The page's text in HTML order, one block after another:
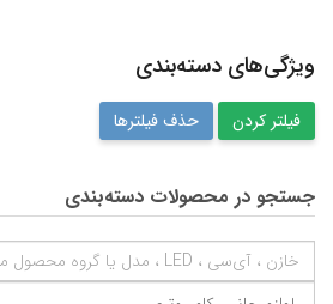
ویژگی‌های دسته‌بندی
حذف فیلترها
جستجو در محصولات دسته‌بندی